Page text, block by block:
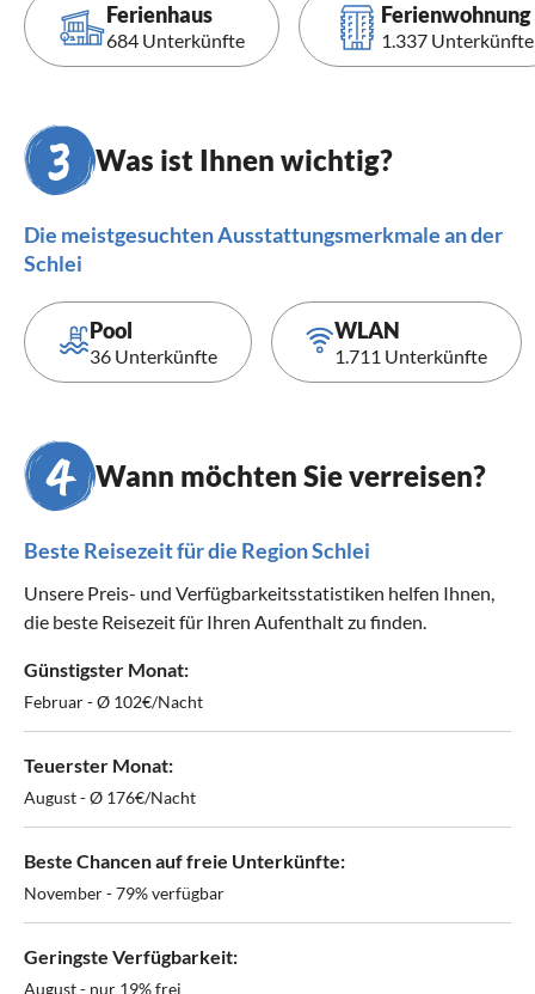
Ferienhaus
684 Unterkünfte
Ferienwohnung
1.337 Unterkünfte
Was ist Ihnen wichtig?
Die meistgesuchten Ausstattungsmerkmale an der
Schlei
Pool
36 Unterkünfte
WLAN
1.711 Unterkünfte
Wann möchten Sie verreisen?
Beste Reisezeit für die Region Schlei
Unsere Preis- und Verfügbarkeitsstatistiken helfen Ihnen,
die beste Reisezeit für Ihren Aufenthalt zu finden.
Günstigster Monat:
Februar - Ø 102€/Nacht
Teuerster Monat:
August - Ø 176€/Nacht
Beste Chancen auf freie Unterkünfte:
November - 79% verfügbar
Geringste Verfügbarkeit:
August - nur 19% frei